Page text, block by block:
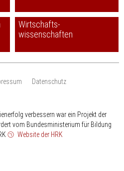
Wirtschafts-
wissenschaften
Datenschutz
verbessern war ein Projekt der
vom Bundesministerium für Bildung
Website der HRK